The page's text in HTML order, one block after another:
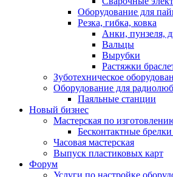
Оборудование для
Резка, гибка, ковка
Анки, пунзеля,
Вальцы
Вырубки
Растяжки
Зуботехническое
Оборудование для
Паяльные станции
Новый бизнес
Мастерская по
Бесконтактные
Часовая мастерская
Выпуск пластиковых карт
Форум
Услуги по настройке